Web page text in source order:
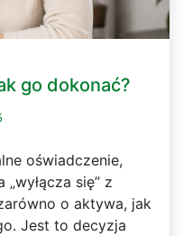
go dokonać?
oświadczenie,
się” z
o aktywa, jak
Jest to decyzja